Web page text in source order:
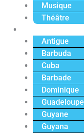
Musique
Théâtre
Antigue
Barbuda
Cuba
Barbade
Dominique
Guadeloupe
Guyane
Guyana